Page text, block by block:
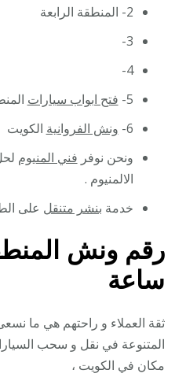
2- المنطقة الرابعة
3-
4-
5- فتح ابواب سيارات
6- ونش الفروانية الكويت
ونحن نوفر فني المنيوم
الالمنيوم .
خدمة بنشر متنقل على
رقم
ساعة
ثقة العملاء و راحتهم هي ما
المتنوعة في نقل و سحب
مكان في الكويت ،